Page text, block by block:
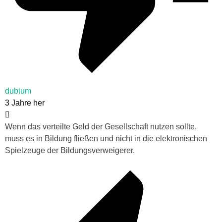
dubium
3 Jahre her
Wenn das verteilte Geld der Gesellschaft nutzen sollte,
muss es in Bildung fließen und nicht in die elektronischen
Spielzeuge der Bildungsverweigerer.